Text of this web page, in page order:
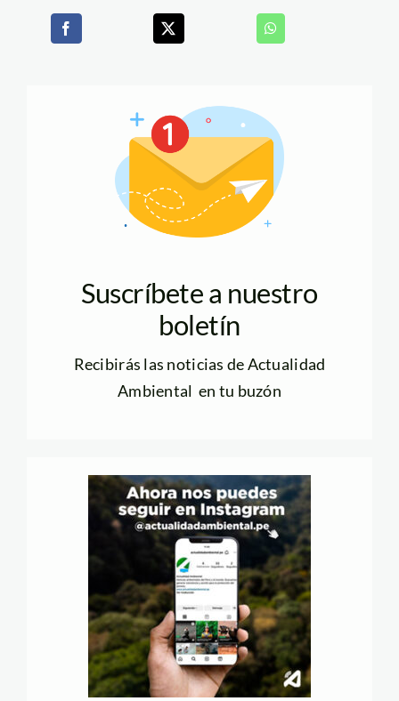
Suscríbete a nuestro
boletín
Recibirás las noticias de Actualidad
Ambiental en tu buzón